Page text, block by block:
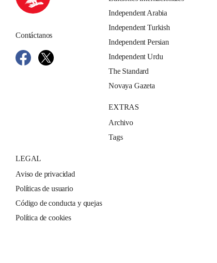
Contáctanos
Independent Arabia
Independent Turkish
Independent Persian
Independent Urdu
The Standard
Novaya Gazeta
EXTRAS
Archivo
Tags
LEGAL
Aviso de privacidad
Políticas de usuario
Código de conducta y quejas
Política de cookies